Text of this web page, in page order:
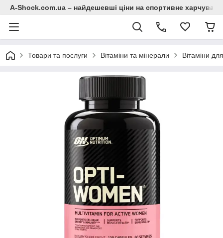
A-Shock.com.ua – найдешевші ціни на спортивне
Товари та послуги Вітаміни та мінерали Вітаміни